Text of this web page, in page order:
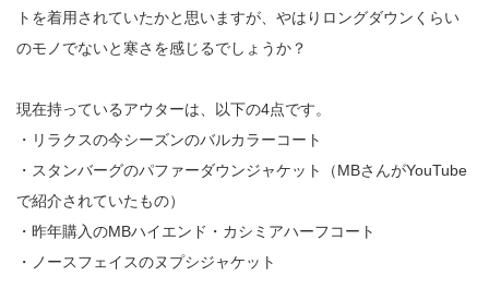
トを着用されていたかと思いますが、やはりロングダウンくらい
のモノでないと寒さを感じるでしょうか？
現在持っているアウターは、以下の4点です。
・リラクスの今シーズンのバルカラーコート
・スタンバーグのパファーダウンジャケット（MBさんがYouTube
で紹介されていたもの）
・昨年購入のMBハイエンド・カシミアハーフコート
・ノースフェイスのヌプシジャケット